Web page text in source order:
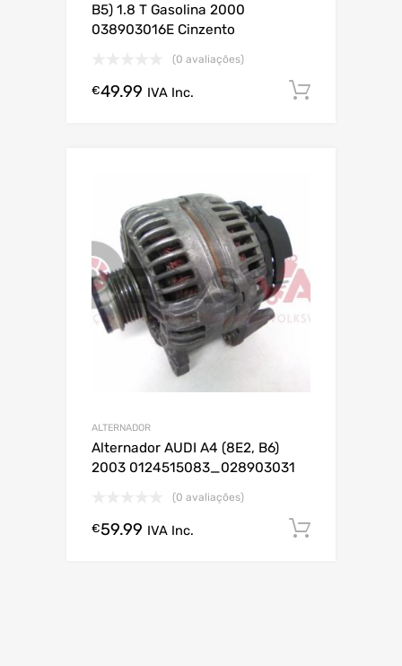
B5) 1.8 T Gasolina 2000
038903016E Cinzento
(0 avaliações)
€49.99 IVA Inc.
ALTERNADOR
Alternador AUDI A4 (8E2, B6)
2003 0124515083_028903031
(0 avaliações)
€59.99 IVA Inc.